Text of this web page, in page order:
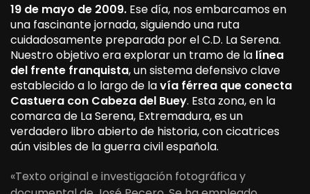
19 de mayo de 2009. Ese día, nos embarcamos en
una fascinante jornada, siguiendo una ruta
cuidadosamente preparada por el C.D. La Serena.
Nuestro objetivo era explorar un tramo de la línea
del frente franquista, un sistema defensivo clave
establecido a lo largo de lavía férrea que conecta
Castuera con Cabeza del Buey. Esta zona, en la
comarca de La Serena, Extremadura, es un
verdadero libro abierto de historia, con cicatrices
aún visibles de la guerra civil española.
«Texto original e investigación fotográfica y